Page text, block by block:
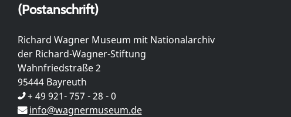
(Postanschrift)
Richard Wagner Museum mit Nationalarchiv
der Richard-Wagner-Stiftung
Wahnfriedstraße 2
95444 Bayreuth
+ 49 921- 757 - 28 - 0
info@wagnermuseum.de